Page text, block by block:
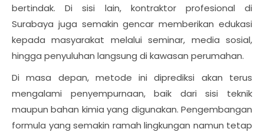
bertindak. Di sisi lain, kontraktor profesional di
Surabaya juga semakin gencar memberikan edukasi
kepada masyarakat melalui seminar, media sosial,
hingga penyuluhan langsung di kawasan perumahan.
Di masa depan, metode ini diprediksi akan terus
mengalami penyempurnaan, baik dari sisi teknik
maupun bahan kimia yang digunakan. Pengembangan
formula yang semakin ramah lingkungan namun tetap